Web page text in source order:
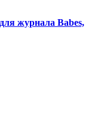
журнала Babes,